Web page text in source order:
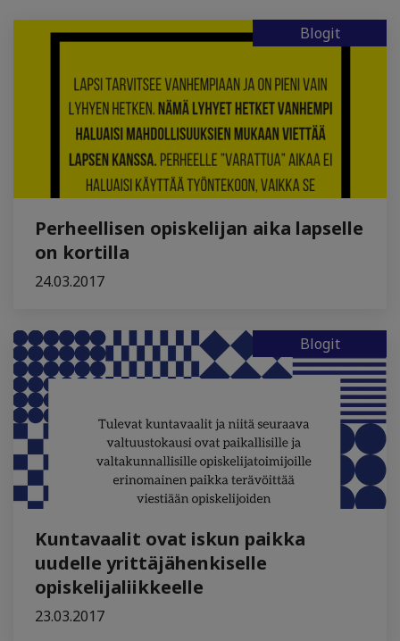
Blogit
Perheellisen opiskelijan aika lapselle
on kortilla
24.03.2017
Blogit
Kuntavaalit ovat iskun paikka
uudelle yrittäjähenkiselle
opiskelijaliikkeelle
23.03.2017